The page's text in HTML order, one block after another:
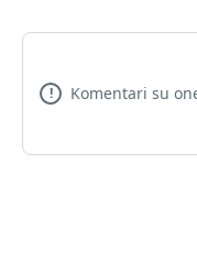
! Komentari su